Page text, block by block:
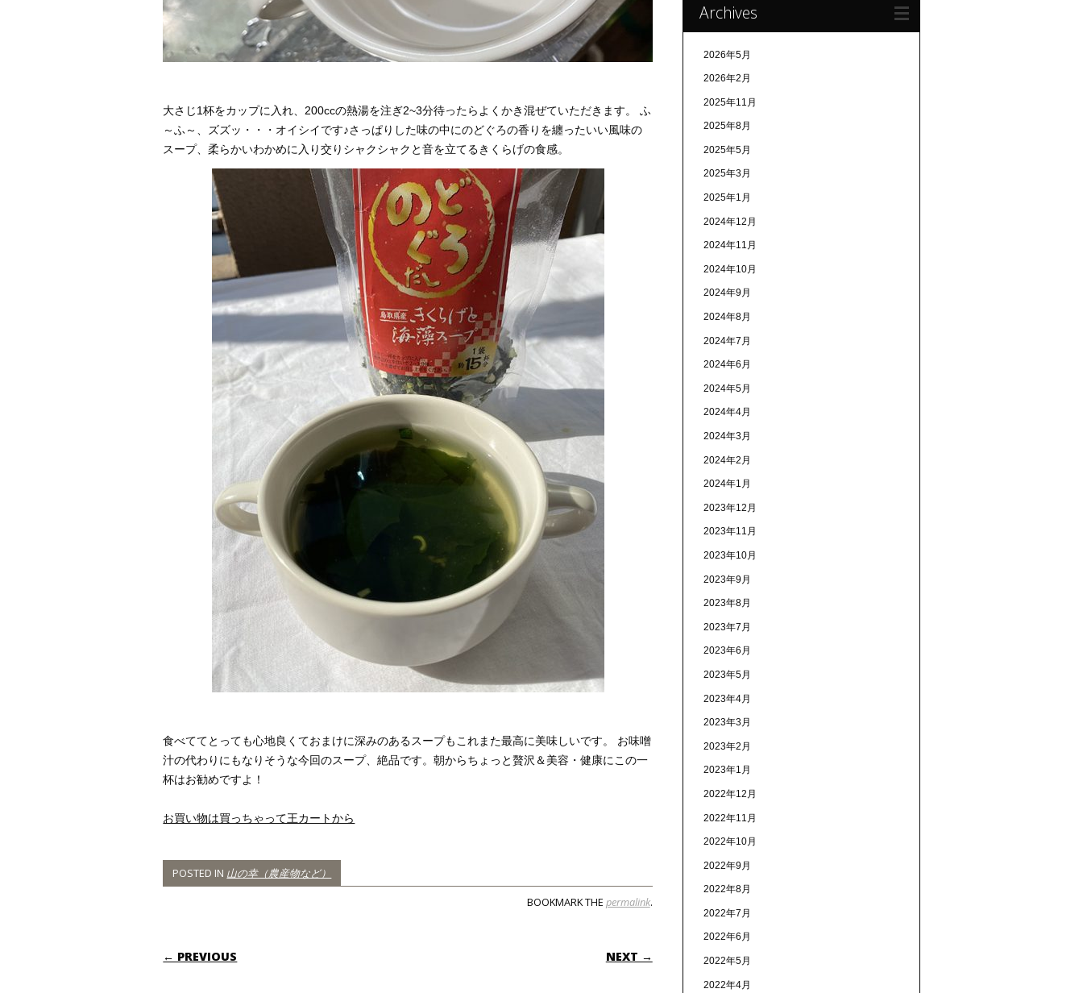
大さじ1杯をカップに入れ、200ccの熱湯を注ぎ2~3分待ったらよくかき混ぜていただきます。 ふ
～ふ～、ズズッ・・・オイシイです♪さっぱりした味の中にのどぐろの香りを纏ったいい風味の
スープ、柔らかいわかめに入り交りシャクシャクと音を立てるきくらげの食感。
食べててとっても心地良くておまけに深みのあるスープもこれまた最高に美味しいです。 お味噌
汁の代わりにもなりそうな今回のスープ、絶品です。朝からちょっと贅沢＆美容・健康にこの一
杯はお勧めですよ！
お買い物は買っちゃって王カートから
POSTED IN 山の幸（農産物など）
BOOKMARK THE permalink.
POST NAVIGATION
← PREVIOUS NEXT →
Archives
2026年5月
2026年2月
2025年11月
2025年8月
2025年5月
2025年3月
2025年1月
2024年12月
2024年11月
2024年10月
2024年9月
2024年8月
2024年7月
2024年6月
2024年5月
2024年4月
2024年3月
2024年2月
2024年1月
2023年12月
2023年11月
2023年10月
2023年9月
2023年8月
2023年7月
2023年6月
2023年5月
2023年4月
2023年3月
2023年2月
2023年1月
2022年12月
2022年11月
2022年10月
2022年9月
2022年8月
2022年7月
2022年6月
2022年5月
2022年4月